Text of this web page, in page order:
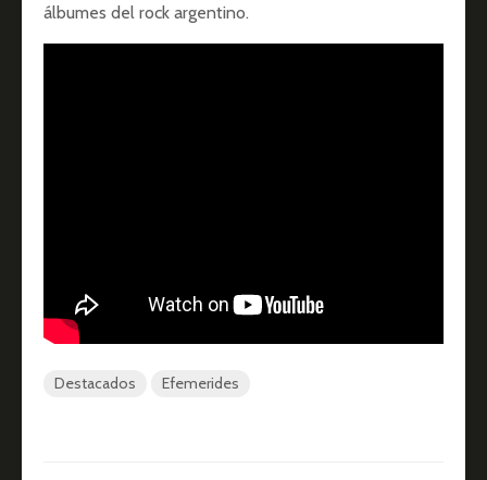
álbumes del rock argentino.
Destacados Efemerides